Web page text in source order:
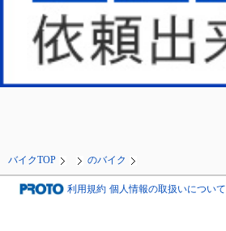
バイクTOP のバイク
利用規約 個人情報の取扱いについて